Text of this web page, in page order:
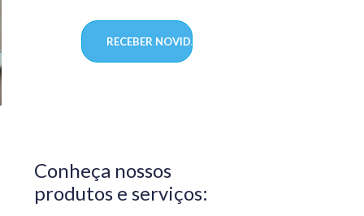
aprovado
pelo
confiabilidade
e
Conheça nossos
produtos e serviços: